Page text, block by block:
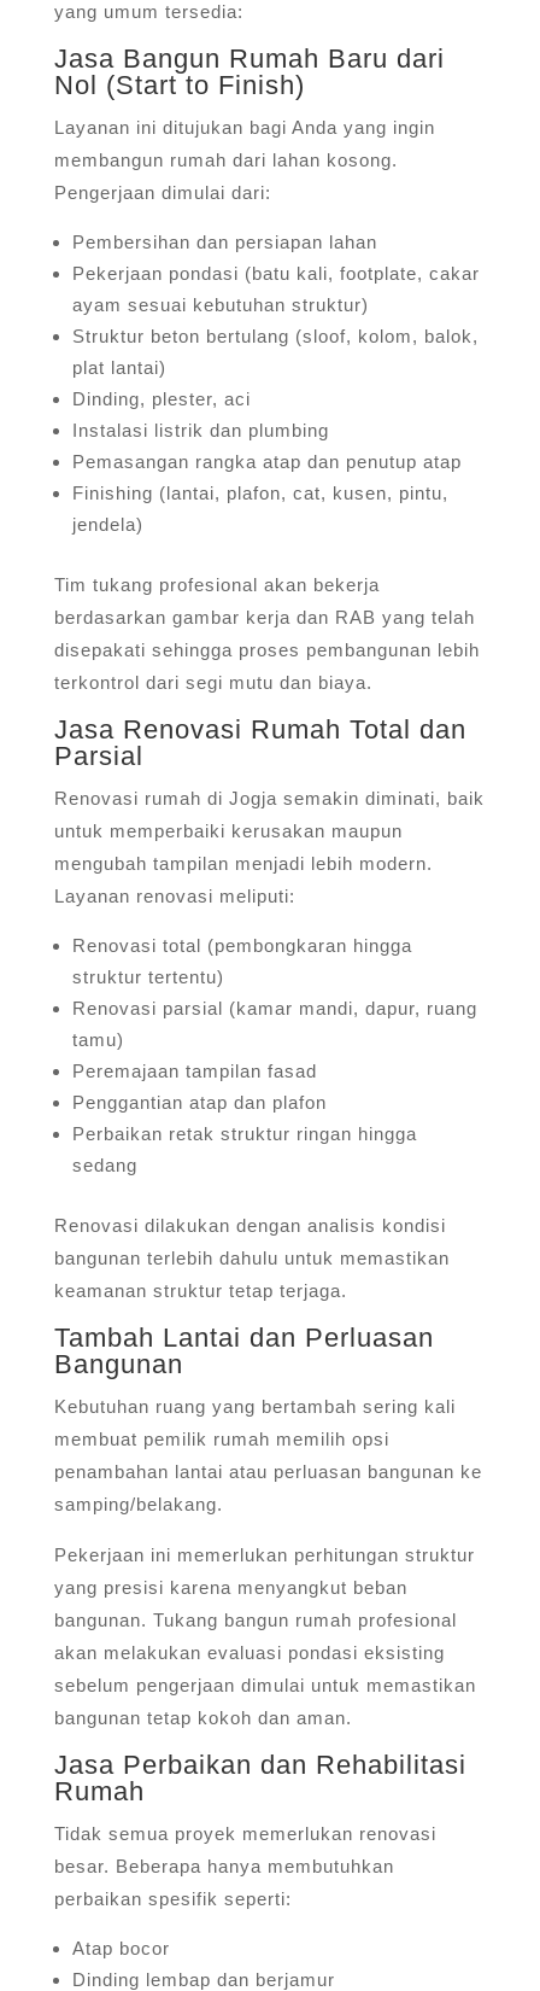
yang umum tersedia:
Jasa Bangun Rumah Baru dari
Nol (Start to Finish)
Layanan ini ditujukan bagi Anda yang ingin
membangun rumah dari lahan kosong.
Pengerjaan dimulai dari:
Pembersihan dan persiapan lahan
Pekerjaan pondasi (batu kali, footplate, cakar
ayam sesuai kebutuhan struktur)
Struktur beton bertulang (sloof, kolom, balok,
plat lantai)
Dinding, plester, aci
Instalasi listrik dan plumbing
Pemasangan rangka atap dan penutup atap
Finishing (lantai, plafon, cat, kusen, pintu,
jendela)
Tim tukang profesional akan bekerja
berdasarkan gambar kerja dan RAB yang telah
disepakati sehingga proses pembangunan lebih
terkontrol dari segi mutu dan biaya.
Jasa Renovasi Rumah Total dan
Parsial
Renovasi rumah di Jogja semakin diminati, baik
untuk memperbaiki kerusakan maupun
mengubah tampilan menjadi lebih modern.
Layanan renovasi meliputi:
Renovasi total (pembongkaran hingga
struktur tertentu)
Renovasi parsial (kamar mandi, dapur, ruang
tamu)
Peremajaan tampilan fasad
Penggantian atap dan plafon
Perbaikan retak struktur ringan hingga
sedang
Renovasi dilakukan dengan analisis kondisi
bangunan terlebih dahulu untuk memastikan
keamanan struktur tetap terjaga.
Tambah Lantai dan Perluasan
Bangunan
Kebutuhan ruang yang bertambah sering kali
membuat pemilik rumah memilih opsi
penambahan lantai atau perluasan bangunan ke
samping/belakang.
Pekerjaan ini memerlukan perhitungan struktur
yang presisi karena menyangkut beban
bangunan. Tukang bangun rumah profesional
akan melakukan evaluasi pondasi eksisting
sebelum pengerjaan dimulai untuk memastikan
bangunan tetap kokoh dan aman.
Jasa Perbaikan dan Rehabilitasi
Rumah
Tidak semua proyek memerlukan renovasi
besar. Beberapa hanya membutuhkan
perbaikan spesifik seperti:
Atap bocor
Dinding lembap dan berjamur